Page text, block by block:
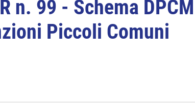
n. 99 - Schema DPCM
Piccoli Comuni